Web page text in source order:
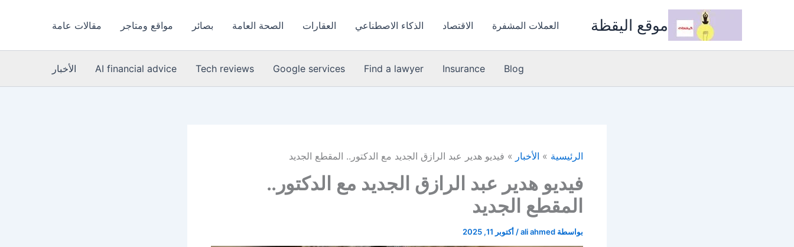
موقع اليقظة العملات المشفرة الاقتصاد الذكاء الاصطناعي العقارات الصحة العامة بصائر مواقع ومتاجر مقالات عامة
Blog
Insurance
Find a lawyer
Google services
Tech reviews
AI financial advice الأخبار
الرئيسية الأخبار فيديو هدير عبد الرازق الجديد مع الدكتور.. المقطع الجديد
فيديو هدير عبد الرازق الجديد مع الدكتور..
المقطع الجديد
بواسطة ali ahmed
/ أكتوبر 11, 2025